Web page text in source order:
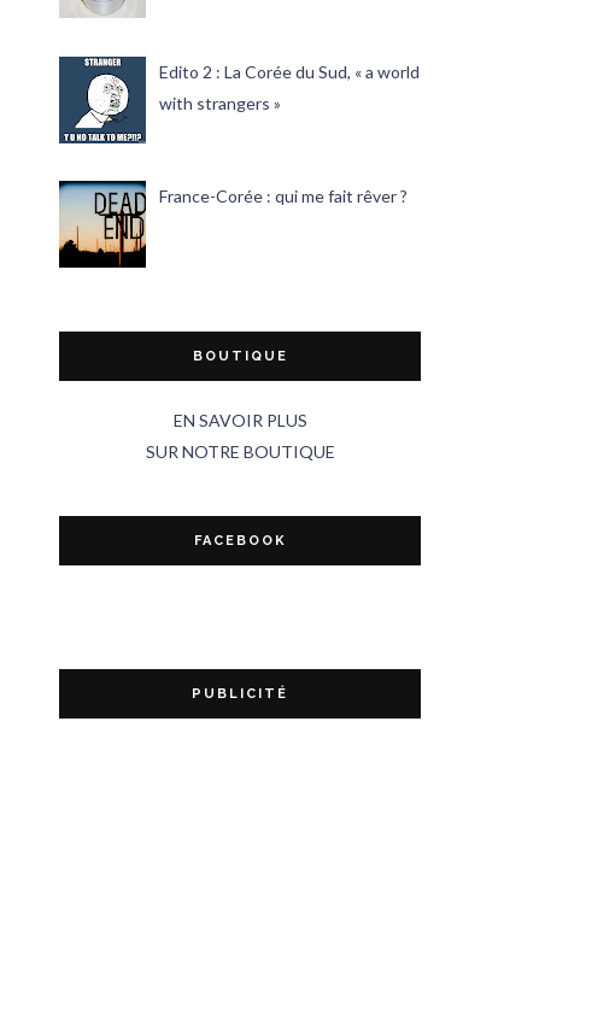
Edito 2 : La Corée du Sud, « a world
with strangers »
France-Corée : qui me fait rêver ?
BOUTIQUE
EN SAVOIR PLUS
SUR NOTRE BOUTIQUE
FACEBOOK
PUBLICITÉ